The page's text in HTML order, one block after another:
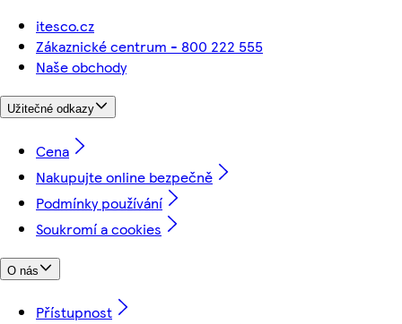
itesco.cz
Zákaznické centrum - 800 222 555
Naše obchody
Užitečné odkazy
Cena
Nakupujte online bezpečně
Podmínky používání
Soukromí a cookies
O nás
Přístupnost